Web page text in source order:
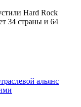
Hard Rock
34 страны и 64
альянс